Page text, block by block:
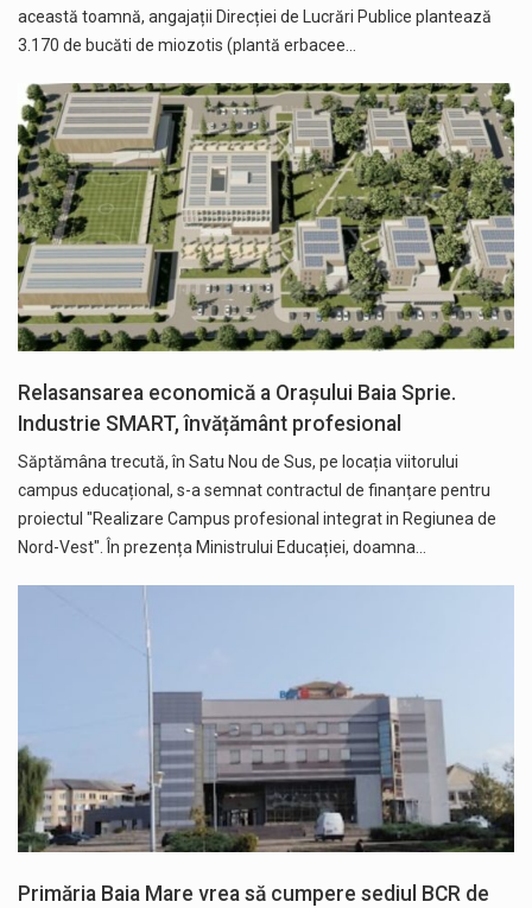
această toamnă, angajații Direcției de Lucrări Publice plantează
3.170 de bucăti de miozotis (plantă erbacee…
Relasansarea economică a Orașului Baia Sprie.
Industrie SMART, învățământ profesional
Săptămâna trecută, în Satu Nou de Sus, pe locația viitorului
campus educațional, s-a semnat contractul de finanțare pentru
proiectul "Realizare Campus profesional integrat in Regiunea de
Nord-Vest". În prezența Ministrului Educației, doamna…
Primăria Baia Mare vrea să cumpere sediul BCR de